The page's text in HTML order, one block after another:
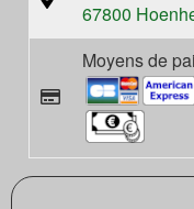
67800
Moyens de